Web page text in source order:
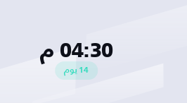
04:30 م
14 يوم